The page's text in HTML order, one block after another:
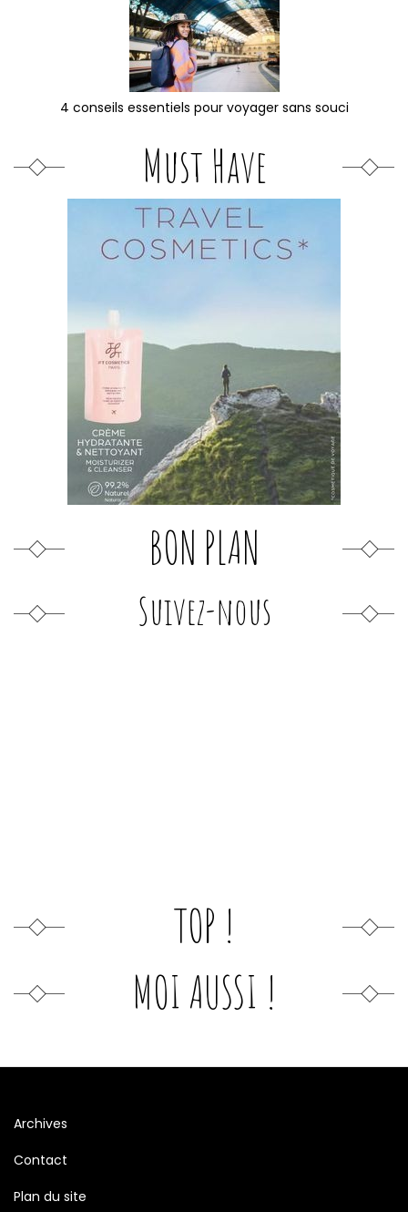
4 conseils essentiels pour voyager sans souci
Must Have
BON PLAN
Suivez-nous
TOP !
MOI AUSSI !
Archives
Contact
Plan du site